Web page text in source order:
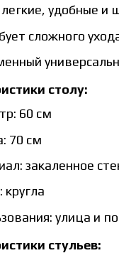
легкие, удобные
сложного
столу:
60 см
70 см
закаленное
улица и
стульев: